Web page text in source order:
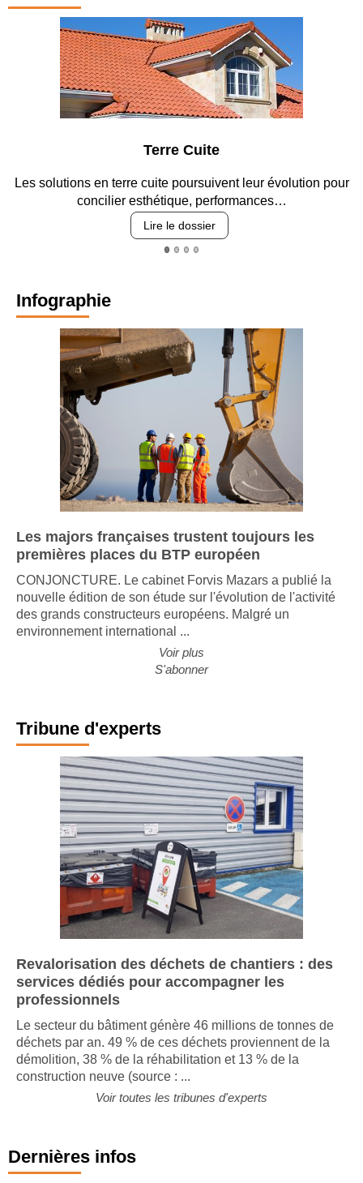
leur évolution pour
performances…
Entre circulation,
Infographie
Les majors françaises trustent toujours les
premières places du BTP européen
CONJONCTURE. Le cabinet Forvis Mazars a publié la
nouvelle édition de son étude sur l'évolution de l'activité
des grands constructeurs européens. Malgré un
environnement international ...
Voir plus
S'abonner
Tribune d'experts
Revalorisation des déchets de chantiers : des
services dédiés pour accompagner les
professionnels
Le secteur du bâtiment génère 46 millions de tonnes de
déchets par an. 49 % de ces déchets proviennent de la
démolition, 38 % de la réhabilitation et 13 % de la
construction neuve (source : ...
Voir toutes les tribunes d'experts
Dernières infos